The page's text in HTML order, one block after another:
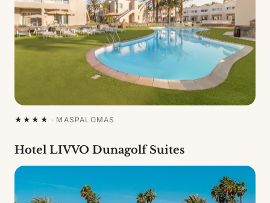
★★★★ · MASPALOMAS
Hotel LIVVO Dunagolf Suites